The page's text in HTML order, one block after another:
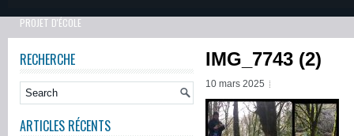
PROJET D'ÉCOLE
IMG_7743 (2)
10 mars 2025
RECHERCHE
ARTICLES RÉCENTS